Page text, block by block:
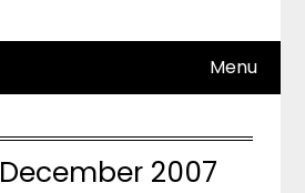
Menu
December 2007